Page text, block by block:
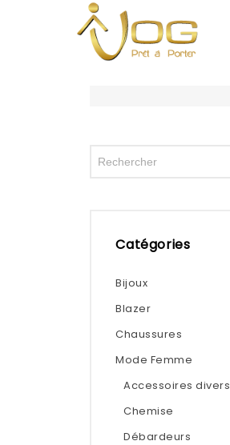
Catégories
Bijoux
Blazer
Chaussures
Mode Femme
Accessoires divers
Chemise
Débardeurs